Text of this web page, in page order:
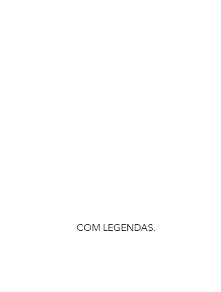
COM LEGENDAS.